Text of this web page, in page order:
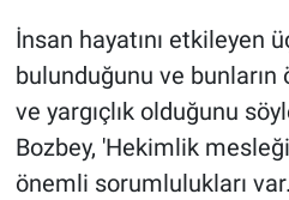
İnsan hayatını etkileyen
bulunduğunu ve
ve yargıçlık olduğunu
Bozbey, 'Hekimlik
önemli sorumlulukları